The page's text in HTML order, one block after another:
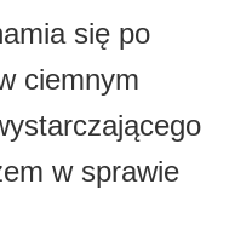
się po
ciemnym
w sprawie